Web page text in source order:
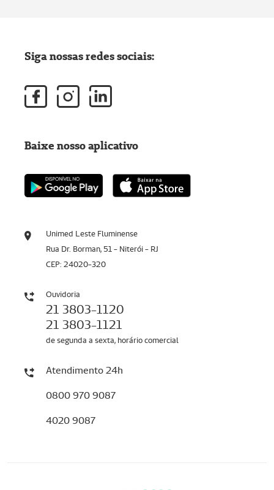
Unimed Leste Fluminense
Rua Dr. Borman, 51 - Niterói - RJ
CEP: 24020-320
Ouvidoria
21 3803-1120
21 3803-1121
de segunda a sexta, horário comercial
Atendimento 24h
0800 970 9087
4020 9087
Siga nossas redes sociais:
Baixe nosso aplicativo